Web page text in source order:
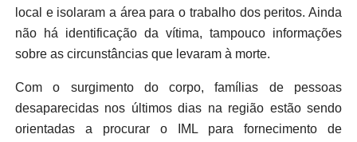
local e isolaram a área para o trabalho dos peritos. Ainda
não há identificação da vítima, tampouco informações
sobre as circunstâncias que levaram à morte.
Com o surgimento do corpo, famílias de pessoas
desaparecidas nos últimos dias na região estão sendo
orientadas a procurar o IML para fornecimento de